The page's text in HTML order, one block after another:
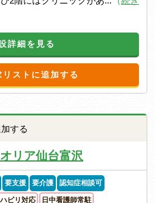
詳細を見る
リストに追加する
する
リア仙台富沢
要支援 要介護 認知症相談可
ビリ対応 日中看護師常駐